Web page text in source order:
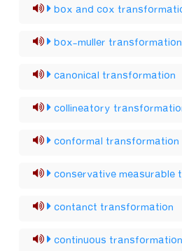
box and cox
box-muller transformation
canonical transformation
collineatory
conformal transformation
conservative measurable
contanct transformation
continuous transformation